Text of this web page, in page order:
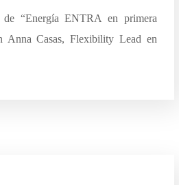
de “Energía ENTRA en primera
Anna Casas, Flexibility Lead en